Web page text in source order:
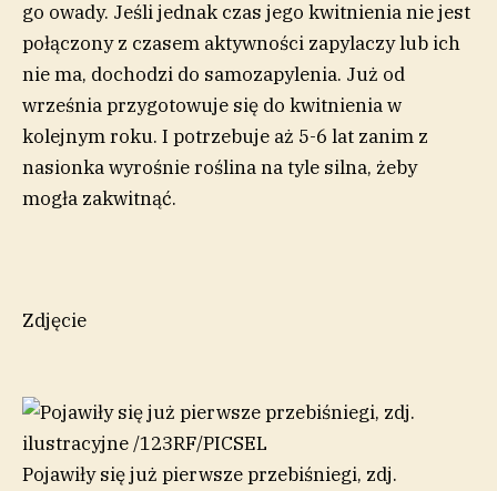
go owady. Jeśli jednak czas jego kwitnienia nie jest
połączony z czasem aktywności zapylaczy lub ich
nie ma, dochodzi do samozapylenia. Już od
września przygotowuje się do kwitnienia w
kolejnym roku. I potrzebuje aż 5-6 lat zanim z
nasionka wyrośnie roślina na tyle silna, żeby
mogła zakwitnąć.
Zdjęcie
Pojawiły się już pierwsze przebiśniegi, zdj.